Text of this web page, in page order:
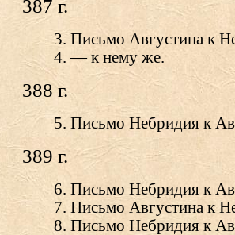
387 г.
3. Письмо Августина к
4. — к нему же.
388 г.
5. Письмо Небридия к
389 г.
6. Письмо Небридия к
7. Письмо Августина к
8. Письмо Небридия к